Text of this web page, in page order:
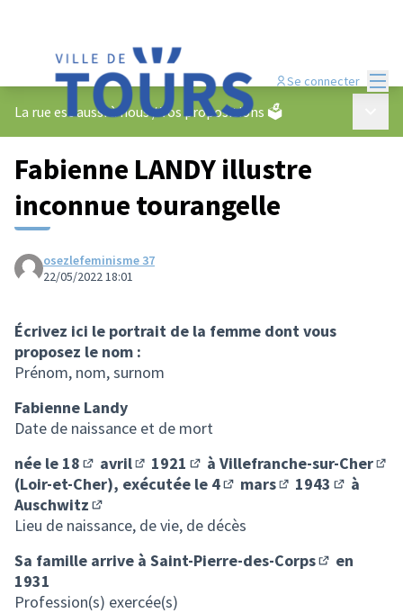
Se connecter
La rue est aussi à nous/Vos propositions 🗳️
Fabienne LANDY illustre
inconnue tourangelle
osezlefeminisme 37
22/05/2022 18:01
Écrivez ici le portrait de la femme dont vous
proposez le nom :
Prénom, nom, surnom
Fabienne Landy
Date de naissance et de mort
née le 18
(Lien externe)
avril
(Lien externe)
1921
(Lien externe)
à Villefranche-sur-Cher
(Loir-et-Cher), exécutée le 4 mars 1943
à
Auschwitz
(Lien externe)
Lieu de naissance, de vie, de décès
Sa famille arrive à Saint-Pierre-des-Corps
en
1931
Profession(s) exercée(s)